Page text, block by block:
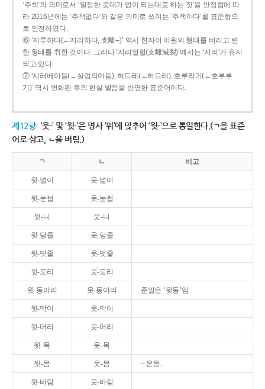
‘주책’의 의미로서 ‘일정한 줏대가 없이 되는대로 하는 짓’을 인정함에 따
라 2016년에는 ‘주책없다’와 같은 의미로 쓰이는 ‘주책이다’를 표준형으
로 인정하였다.
⑥ ‘지루하다(←지리하다, 支離--)’ 역시 한자어 어원의 형태를 버리고 변
한 형태를 취한 것이다. 그러나 ‘지리멸렬(支離滅裂)’에서는 ‘지리’가 유지
되고 있다.
⑦ ‘시러베아들(←실업의아들), 허드레(←허드래), 호루라기(←호루루
기)’ 역시 변화된 후의 현실 발음을 반영한 표준어이다.
제12항 ‘웃-’ 및 ‘윗-’은 명사 ‘위’에 맞추어 ‘윗-’으로 통일한다.(ㄱ을 표준
어로 삼고, ㄴ을 버림.)
ㄱ ㄴ 비고
윗-넓이 웃-넓이
윗-눈썹 웃-눈썹
윗-니 웃-니
윗-당줄 웃-당줄
윗-덧줄 웃-덧줄
윗-도리 웃-도리
윗-동아리 웃-동아리 준말은 ‘윗동’임.
윗-막이 웃-막이
윗-머리 웃-머리
윗-목 웃-목
윗-몸 웃-몸 ~ 운동.
윗-바람 웃-바람